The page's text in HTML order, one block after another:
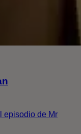
episodio de Mr